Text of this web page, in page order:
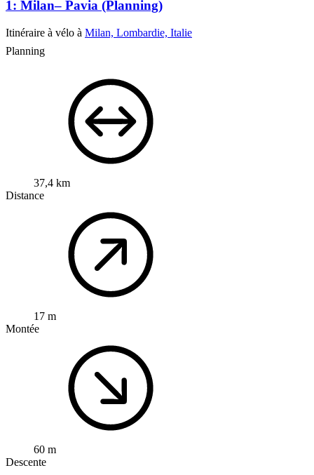
1: Milan– Pavia (Planning)
Itinéraire à vélo à Milan, Lombardie, Italie
Planning
37,4 km
Distance
17 m
Montée
60 m
Descente